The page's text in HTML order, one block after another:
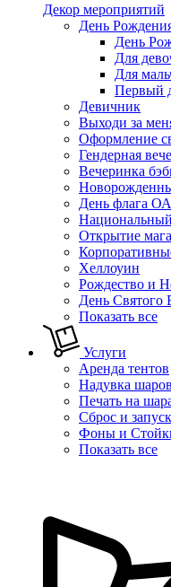
Декор мероприятий
День
День
Для
Для
Первый
Девичник
Выходи за
Оформление
Гендерная
Вечеринка
День флага
Открытие
Хеллоуин
Рождество и
День Святого
Показать все
Услуги
Аренда тентов
Надувка
Печать на
Сброс и
Фоны и
Показать все